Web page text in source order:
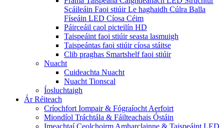
Scáileáin Faoi stiúir Le haghaidh Cúlra Balla
Físeáin LED Cíosa Céim
Páirceáil caol picteilín HD
Taispeáint faoi stiúir seasta lasmuigh
Taispeántas faoi stiúir cíosa stáitse
Clib praghas Smartshelf faoi stiúir
Nuacht
Cuideachta Nuacht
Nuacht Tionscal
Íosluchtaigh
Ár Réiteach
Críochfort Iompair & Fógraíocht Aerfoirt
Miondíol Tráchtála & Fáilteachais Óstáin
Imeachtaí Ceolchoirm Amharclainne & Taispeáint LED